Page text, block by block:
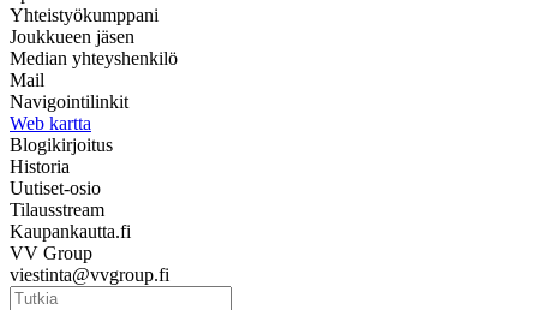
Yhteistyökumppani
Joukkueen jäsen
Median yhteyshenkilö
Mail
Navigointilinkit
Web kartta
Blogikirjoitus
Historia
Uutiset-osio
Tilausstream
Kaupankautta.fi
VV Group
viestinta@vvgroup.fi